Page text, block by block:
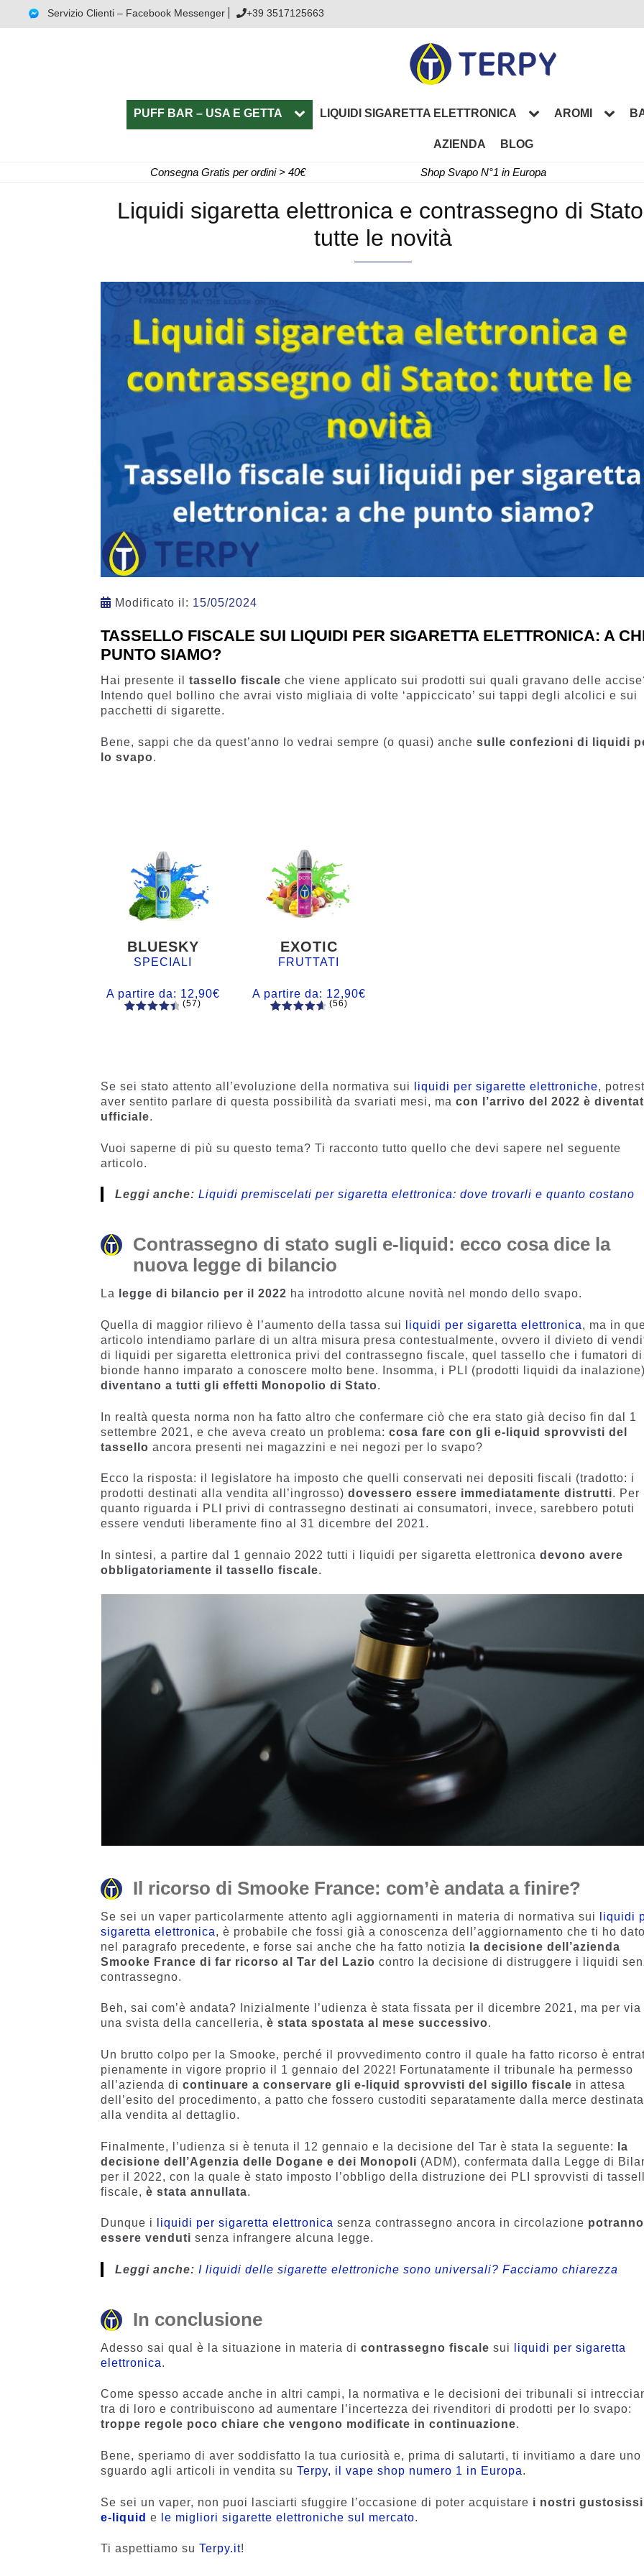
Servizio Clienti – Facebook Messenger +39 3517125663
PUFF BAR – USA E GETTA LIQUIDI SIGARETTA ELETTRONICA AROMI
AZIENDA BLOG
Consegna Gratis per ordini > 40€ Shop Svapo N°1 in Europa
Liquidi sigaretta elettronica e contrassegno di
tutte le novità
Modificato il: 15/05/2024
TASSELLO FISCALE SUI LIQUIDI PER SIGARETTA ELETTRONICA: A
PUNTO SIAMO?
Hai presente iltassello fiscale che viene applicato sui prodotti sui quali gravano delle
Intendo quel bollino che avrai visto migliaia di volte ‘appiccicato’ sui tappi degli alcolici e sui
pacchetti di sigarette.
Bene, sappi che da quest’anno lo vedrai sempre (o quasi) anchesulle confezioni di liquidi
lo svapo.
BLUESKY
SPECIALI
A partire da: 12,90€
recensio
ni
(57)
EXOTIC
FRUTTATI
A partire da: 12,90€
recension
i
(56)
Se sei stato attento all’evoluzione della normativa sui liquidi per sigarette elettroniche,
aver sentito parlare di questa possibilità da svariati mesi, macon l’arrivo del 2022 è
ufficiale.
Vuoi saperne di più su questo tema? Ti racconto tutto quello che devi sapere nel seguente
articolo.
Leggi anche: Liquidi premiscelati per sigaretta elettronica: dove trovarli e quanto costano
Contrassegno di stato sugli e-liquid: ecco cosa dice la
nuova legge di bilancio
La legge di bilancio per il 2022 ha introdotto alcune novità nel mondo dello svapo.
Quella di maggior rilievo è l’aumento della tassa sui liquidi per sigaretta elettronica, ma in
articolo intendiamo parlare di un altra misura presa contestualmente, ovvero il divieto di
di liquidi per sigaretta elettronica privi del contrassegno fiscale, quel tassello che i fumatori di
bionde hanno imparato a conoscere molto bene. Insomma, i PLI (prodotti liquidi da
diventano a tutti gli effetti Monopolio di Stato.
In realtà questa norma non ha fatto altro che confermare ciò che era stato già deciso fin dal 1
settembre 2021, e che aveva creato un problema:cosa fare con gli e-liquid sprovvisti del
tassello ancora presenti nei magazzini e nei negozi per lo svapo?
Ecco la risposta: il legislatore ha imposto che quelli conservati nei depositi fiscali (tradotto: i
prodotti destinati alla vendita all’ingrosso)dovessero essere immediatamente distrutti. Per
quanto riguarda i PLI privi di contrassegno destinati ai consumatori, invece, sarebbero potuti
essere venduti liberamente fino al 31 dicembre del 2021.
In sintesi, a partire dal 1 gennaio 2022 tutti i liquidi per sigaretta elettronicadevono avere
obbligatoriamente il tassello fiscale.
Il ricorso di Smooke France: com’è andata a finire?
Se sei un vaper particolarmente attento agli aggiornamenti in materia di normativa sui
liquidi
sigaretta elettronica, è probabile che fossi già a conoscenza dell’aggiornamento che ti ho
nel paragrafo precedente, e forse sai anche che ha fatto notizia
la decisione dell’azienda
Smooke France di far ricorso al Tar del Lazio contro la decisione di distruggere i liquidi
contrassegno.
Beh, sai com’è andata? Inizialmente l’udienza è stata fissata per il dicembre 2021, ma per via
una svista della cancelleria,è stata spostata al mese successivo.
Un brutto colpo per la Smooke, perché il provvedimento contro il quale ha fatto ricorso è
pienamente in vigore proprio il 1 gennaio del 2022! Fortunatamente il tribunale ha permesso
all’azienda dicontinuare a conservare gli e-liquid sprovvisti del sigillo fiscale in attesa
dell’esito del procedimento, a patto che fossero custoditi separatamente dalla merce destinata
alla vendita al dettaglio.
Finalmente, l’udienza si è tenuta il 12 gennaio e la decisione del Tar è stata la seguente:
la
decisione dell’Agenzia delle Dogane e dei Monopoli (ADM), confermata dalla Legge di
per il 2022, con la quale è stato imposto l’obbligo della distruzione dei PLI sprovvisti di
fiscale,è stata annullata.
Dunque i liquidi per sigaretta elettronica senza contrassegno ancora in circolazione potranno
essere venduti senza infrangere alcuna legge.
Leggi anche: I liquidi delle sigarette elettroniche sono universali? Facciamo chiarezza
In conclusione
Adesso sai qual è la situazione in materia dicontrassegno fiscale sui
liquidi per sigaretta
elettronica.
Come spesso accade anche in altri campi, la normativa e le decisioni dei tribunali si
tra di loro e contribuiscono ad aumentare l’incertezza dei rivenditori di prodotti per lo svapo:
troppe regole poco chiare che vengono modificate in continuazione.
Bene, speriamo di aver soddisfatto la tua curiosità e, prima di salutarti, ti invitiamo a dare uno
sguardo agli articoli in vendita suTerpy, il vape shop numero 1 in Europa.
Se sei un vaper, non puoi lasciarti sfuggire l’occasione di poter acquistare i nostri
e-liquid e le migliori sigarette elettroniche sul mercato.
Ti aspettiamo suTerpy.it!